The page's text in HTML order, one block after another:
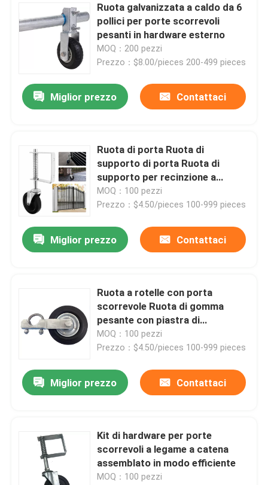
Ruota galvanizzata a caldo da 6
pollici per porte scorrevoli
pesanti in hardware esterno
MOQ：200 pezzi
Prezzo：$8.00/pieces 200-499 pieces
Miglior prezzo Contattaci
Ruota di porta Ruota di
supporto di porta Ruota di
supporto per recinzione a
legame a catena Porta oscillante
MOQ：100 pezzi
Prezzo：$4.50/pieces 100-999 pieces
Miglior prezzo Contattaci
Ruota a rotelle con porta
scorrevole Ruota di gomma
pesante con piastra di
montaggio universale 220 lbs
MOQ：100 pezzi
Prezzo：$4.50/pieces 100-999 pieces
Miglior prezzo Contattaci
Kit di hardware per porte
scorrevoli a legame a catena
assemblato in modo efficiente
MOQ：100 pezzi